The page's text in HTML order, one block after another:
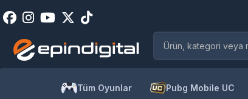
Tüm Oyunlar Pubg Mobile UC